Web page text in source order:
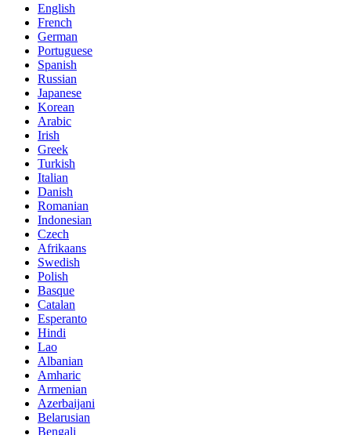
English
French
German
Portuguese
Spanish
Russian
Japanese
Korean
Arabic
Irish
Greek
Turkish
Italian
Danish
Romanian
Indonesian
Czech
Afrikaans
Swedish
Polish
Basque
Catalan
Esperanto
Hindi
Lao
Albanian
Amharic
Armenian
Azerbaijani
Belarusian
Bengali